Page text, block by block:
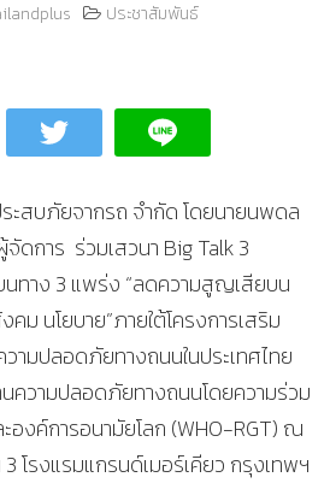
ประชาสัมพันธ์
ะสบภัยจากรถ จำกัด โดยนายนพดล
การ ร่วมเสวนา Big Talk 3
นทาง 3 แพร่ง “ลดความสูญเสียบน
ม นโยบาย”ภายใต้โครงการเสริม
ามปลอดภัยทางถนนในประเทศไทย
ความปลอดภัยทางถนนโดยความร่วม
องค์การอนามัยโลก (WHO-RGT) ณ
โรงแรมแกรนด์เมอร์เคียว กรุงเทพฯ